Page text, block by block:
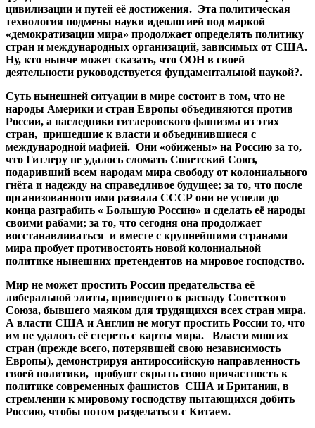
цивилизации и путей её достижения. Эта политическая
технология подмены науки идеологией под маркой
«демократизации мира» продолжает определять политику
стран и международных организаций, зависимых от США.
Ну, кто нынче может сказать, что ООН в своей
деятельности руководствуется фундаментальной наукой?.
Суть нынешней ситуации в мире состоит в том, что не
народы Америки и стран Европы объединяются против
России, а наследники гитлеровского фашизма из этих
стран, пришедшие к власти и объединившиеся с
международной мафией. Они «обижены» на Россию за то,
что Гитлеру не удалось сломать Советский Союз,
подаривший всем народам мира свободу от колониального
гнёта и надежду на справедливое будущее; за то, что после
организованного ими развала СССР они не успели до
конца разграбить « Большую Россию» и сделать её народы
своими рабами; за то, что сегодня она продолжает
восстанавливаться и вместе с крупнейшими странами
мира пробует противостоять новой колониальной
политике нынешних претендентов на мировое господство.
Мир не может простить России предательства её
либеральной элиты, приведшего к распаду Советского
Союза, бывшего маяком для трудящихся всех стран мира.
А власти США и Англии не могут простить России то, что
им не удалось её стереть с карты мира. Власти многих
стран (прежде всего, потерявшей свою независимость
Европы), демонстрируя антироссийскую направленность
своей политики, пробуют скрыть свою причастность к
политике современных фашистов США и Британии, в
стремлении к мировому господству пытающихся добить
Россию, чтобы потом разделаться с Китаем.